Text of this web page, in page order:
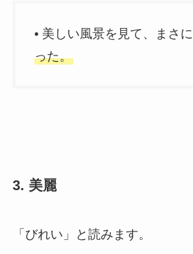
• 美しい風景を見て、まさに
った。
3. 美麗
「びれい」と読みます。